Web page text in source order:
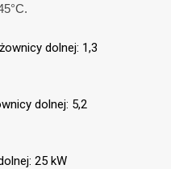
.
dolnej: 1,3
dolnej: 5,2
25 kW